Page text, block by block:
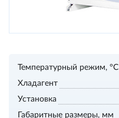
Температурный режим, °С
Хладагент
Установка
Габаритные размеры, мм